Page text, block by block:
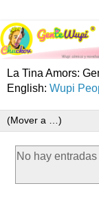
La Tina Amors:
English: Wupi
No hay